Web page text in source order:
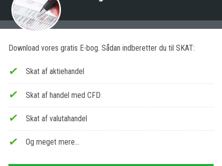
Download vores gratis E-bog. Sådan indberetter du til SKAT:
Skat af aktiehandel
Skat af handel med CFD
Skat af valutahandel
Og meget mere…